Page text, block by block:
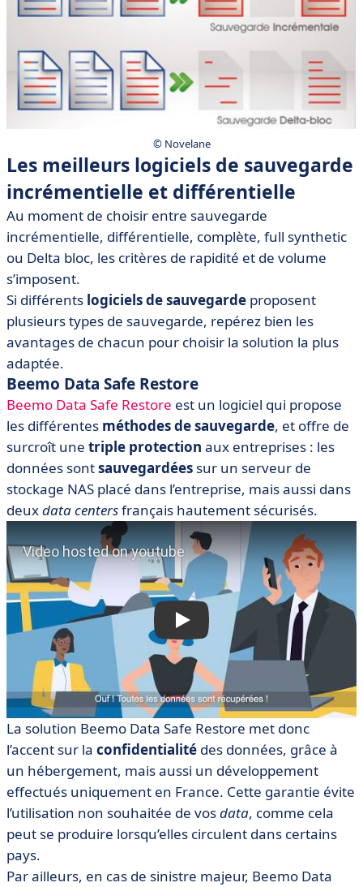
© Novelane
Les meilleurs logiciels de sauvegarde
incrémentielle et différentielle
Au moment de choisir entre sauvegarde
incrémentielle, différentielle, complète, full synthetic
ou Delta bloc, les critères de rapidité et de volume
s’imposent.
Si différents logiciels de sauvegarde proposent
plusieurs types de sauvegarde, repérez bien les
avantages de chacun pour choisir la solution la plus
adaptée.
Beemo Data Safe Restore
Beemo Data Safe Restore est un logiciel qui propose
les différentes méthodes de sauvegarde, et offre de
surcroît une triple protection aux entreprises : les
données sontsauvegardées sur un serveur de
stockage NAS placé dans l’entreprise, mais aussi dans
deuxdata centersfrançais hautement sécurisés.
La solution Beemo Data Safe Restore met donc
l’accent sur la confidentialité des données, grâce à
un hébergement, mais aussi un développement
effectués uniquement en France. Cette garantie évite
l’utilisation non souhaitée de vosdata, comme cela
peut se produire lorsqu’elles circulent dans certains
pays.
Par ailleurs, en cas de sinistre majeur, Beemo Data